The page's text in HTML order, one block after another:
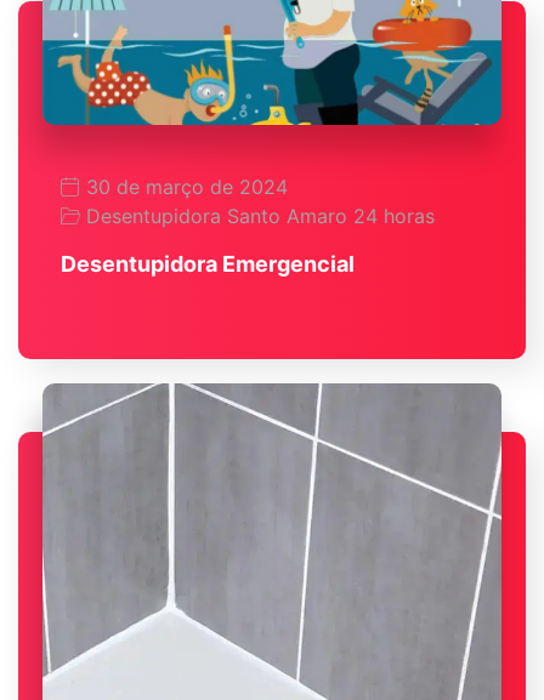
30 de março de 2024
Desentupidora Santo Amaro 24 horas
Desentupidora Emergencial